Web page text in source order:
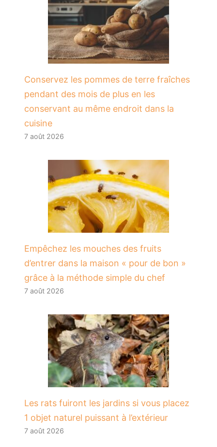
Conservez les pommes de terre fraîches
pendant des mois de plus en les
conservant au même endroit dans la
cuisine
7 août 2026
​Empêchez les mouches des fruits
d’entrer dans la maison « pour de bon »
grâce à la méthode simple du chef
7 août 2026
Les rats fuiront les jardins si vous placez
1 objet naturel puissant à l’extérieur
7 août 2026